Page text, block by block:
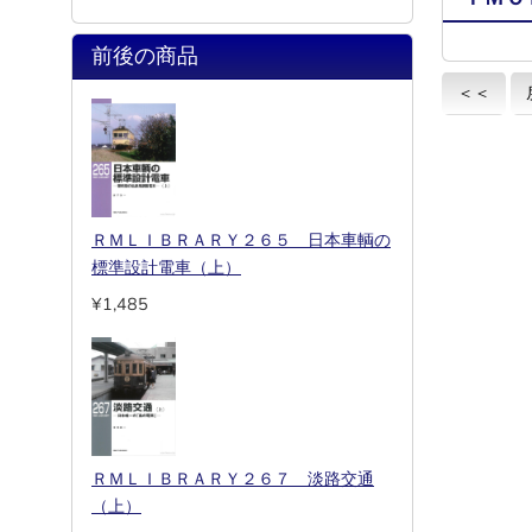
＜＜
前後の商品
ＲＭＬＩＢＲＡＲＹ２６５ 日本車輌の
標準設計電車（上）
¥1,485
ＲＭＬＩＢＲＡＲＹ２６７ 淡路交通
（上）